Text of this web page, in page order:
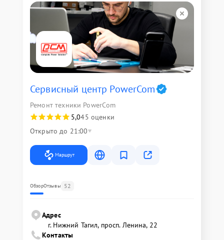
Сервисный центр PowerCom
Ремонт техники PowerCom
5,045 оценки
Открыто до 21:00
Маршрут
ОбзорОтзывы 52
Адрес
г. Нижний Тагил, просп. Ленина, 22
Контакты